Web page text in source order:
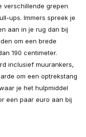
verschillende grepen
ups. Immers spreek je
aan in je rug dan bij
om een brede
190 centimeter.
inclusief muurankers,
om een optrekstang
je het hulpmiddel
een paar euro aan bij